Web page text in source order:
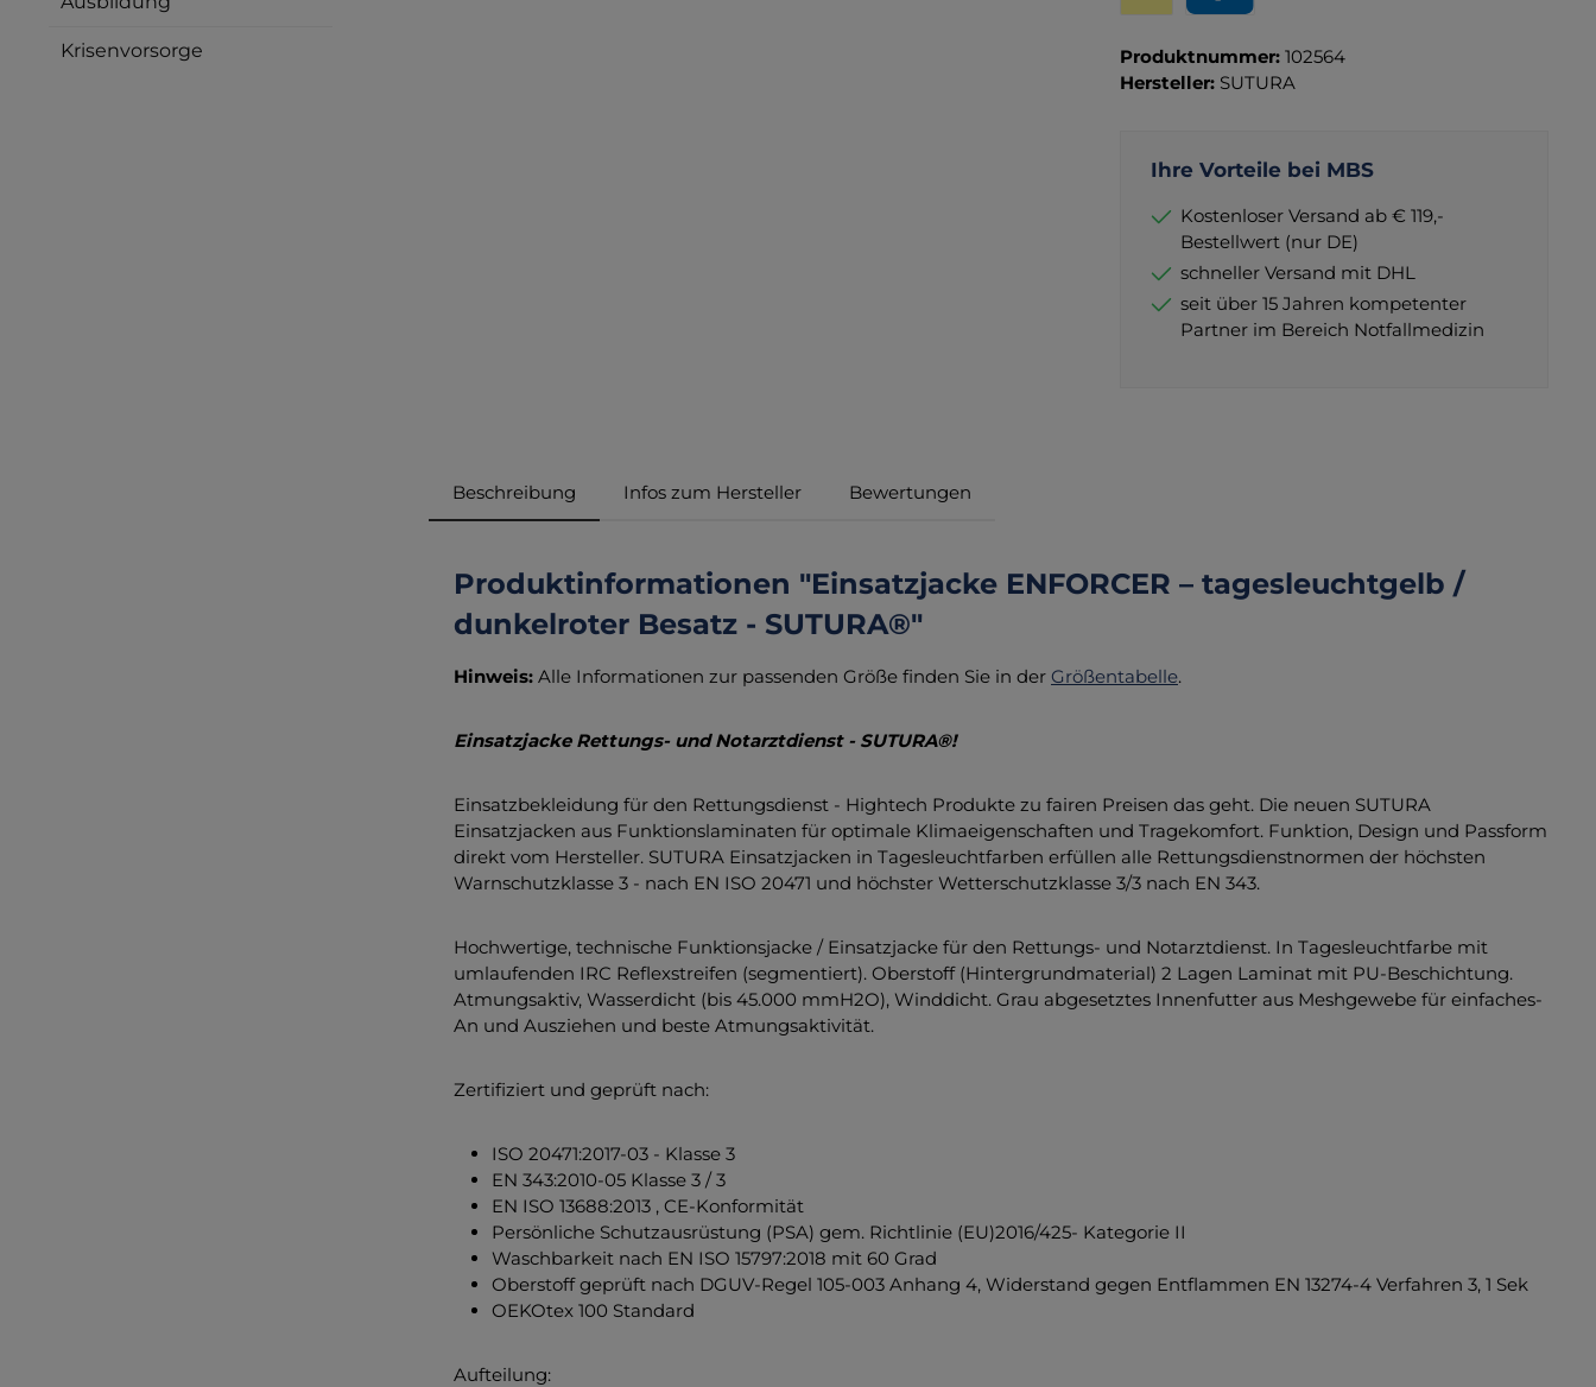
Krisenvorsorge Produktnummer: 102564
Hersteller: SUTURA
Ihre Vorteile bei MBS
Kostenloser Versand ab € 119,-
Bestellwert (nur DE)
schneller Versand mit DHL
seit über 15 Jahren kompetenter
Partner im Bereich Notfallmedizin
Beschreibung Infos zum Hersteller Bewertungen
Produktinformationen "Einsatzjacke ENFORCER – tagesleuchtgelb /
dunkelroter Besatz - SUTURA®"
Hinweis: Alle Informationen zur passenden Größe finden Sie in der Größentabelle.
Einsatzjacke Rettungs- und Notarztdienst - SUTURA®!
Einsatzbekleidung für den Rettungsdienst - Hightech Produkte zu fairen Preisen das geht. Die neuen SUTURA
Einsatzjacken aus Funktionslaminaten für optimale Klimaeigenschaften und Tragekomfort. Funktion, Design und Passform
direkt vom Hersteller. SUTURA Einsatzjacken in Tagesleuchtfarben erfüllen alle Rettungsdienstnormen der höchsten
Warnschutzklasse 3 - nach EN ISO 20471 und höchster Wetterschutzklasse 3/3 nach EN 343.
Hochwertige, technische Funktionsjacke / Einsatzjacke für den Rettungs- und Notarztdienst. In Tagesleuchtfarbe mit
umlaufenden IRC Reflexstreifen (segmentiert). Oberstoff (Hintergrundmaterial) 2 Lagen Laminat mit PU-Beschichtung.
Atmungsaktiv, Wasserdicht (bis 45.000 mmH2O), Winddicht. Grau abgesetztes Innenfutter aus Meshgewebe für einfaches-
An und Ausziehen und beste Atmungsaktivität.
Zertifiziert und geprüft nach:
ISO 20471:2017-03 - Klasse 3
EN 343:2010-05 Klasse 3 / 3
EN ISO 13688:2013 , CE-Konformität
Persönliche Schutzausrüstung (PSA) gem. Richtlinie (EU)2016/425- Kategorie II
Waschbarkeit nach EN ISO 15797:2018 mit 60 Grad
Oberstoff geprüft nach DGUV-Regel 105-003 Anhang 4, Widerstand gegen Entflammen EN 13274-4 Verfahren 3, 1 Sek
OEKOtex 100 Standard
Aufteilung: